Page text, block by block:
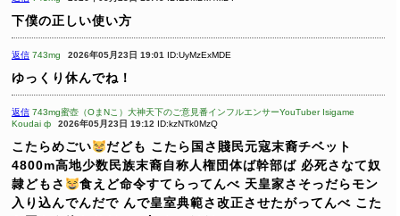
下僕の正しい使い方
返信 743mg 2026年05月23日 19:01 ID:UyMzExMDE
ゆっくり休んでね！
返信 743mg蜜壺（OまNこ）大神天下のご意見番インフルエンサーYouTuber Isigame
Koudai ф
2026年05月23日 19:12 ID:kzNTk0MzQ
こたらめごい だども こたら国さ賤民元寇末裔チベット
4800m高地少数民族末裔自称人権団体ば幹部ば 必死さなて奴
隷どもさ
食えど命令すてらってんべ天皇家さそっだらモン
入り込んでんだで んで皇室典範さ改正させたがってんべ こた